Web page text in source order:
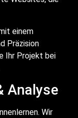
einem
Präzision
Ihr Projekt bei
Analyse
Wir